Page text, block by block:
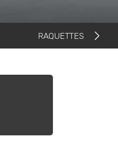
RAQUETTES